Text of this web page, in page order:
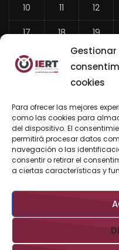
Gestionar
cookies
Para ofrecer las mejores
como las cookies para
del dispositivo. El
permitirá procesar datos
navegación o las
consentir o retirar el
a ciertas características y
10 11 12
17 18 19
24 26
BUSCAR AHORA